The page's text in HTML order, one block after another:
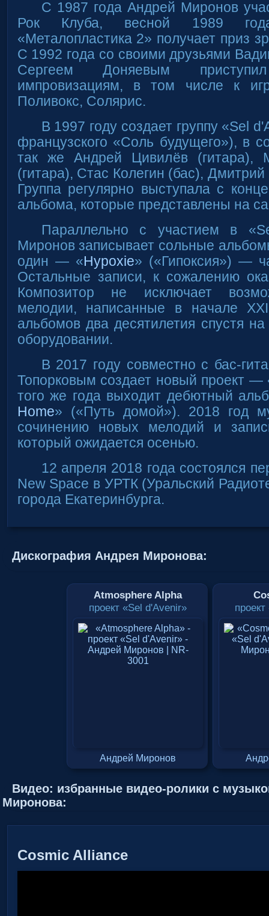
С 1987 года Андрей Миронов
Рок Клуба, весной 1989
«Металопластика 2» получает приз
С 1992 года со своими друзьями
Сергеем Доняевым
импровизациям, в том числе к
Поливокс, Солярис.
В 1997 году создает группу «Sel
французского «Соль будущего»), в
так же Андрей Цивилёв (гитара),
(гитара), Стас Колегин (бас),
Группа регулярно выступала с
альбома, которые представлены на
Параллельно с участием в
Миронов записывает сольные
один — «Hypoxie» («Гипоксия») —
Остальные записи, к сожалению
Композитор не исключает
мелодии, написанные в начале
альбомов два десятилетия спустя
оборудовании.
В 2017 году совместно с бас-
Топорковым создает новый проект
того же года выходит дебютный
Home» («Путь домой»). 2018 год
сочинению новых мелодий и
который ожидается осенью.
12 апреля 2018 года состоялся
New Space в УРТК (Уральский
города Екатеринбурга.
Дискография Андрея Миронова:
Atmosphere Alpha
проект «Sel d'Avenir»
Андрей Миронов
Видео: избранные видео-ролики с
Миронова:
Cosmic Alliance